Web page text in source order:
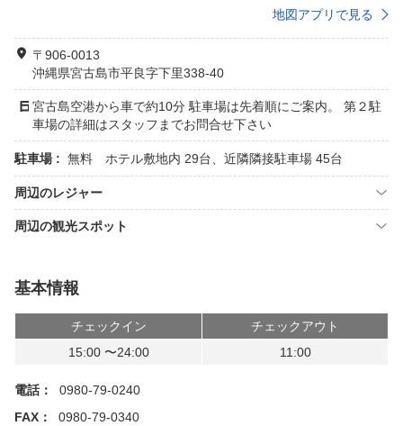
地図アプリで見る
〒906-0013
沖縄県宮古島市平良字下里338-40
宮古島空港から車で約10分 駐車場は先着順にご案内。 第２駐
車場の詳細はスタッフまでお問合せ下さい
駐車場 : 無料 ホテル敷地内 29台、近隣隣接駐車場 45台
周辺のレジャー
周辺の観光スポット
基本情報
チェックイン
チェックアウト
15:00 〜24:00
11:00
電話：
0980-79-0240
FAX：
0980-79-0340